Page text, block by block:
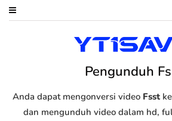
Pengunduh
Anda dapat mengonversi video Fsst
dan mengunduh video dalam hd,